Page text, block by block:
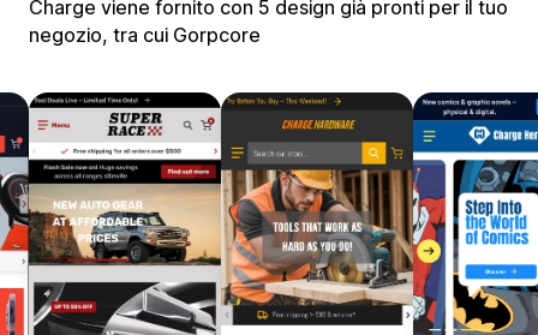
Charge viene fornito con 5 design già pronti per il tuo
negozio, tra cui Gorpcore